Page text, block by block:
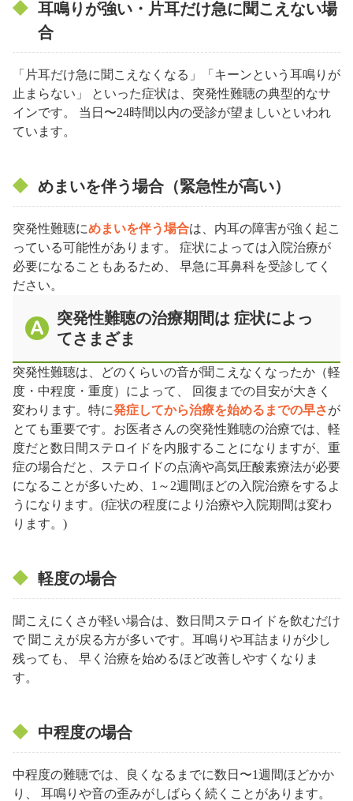
耳鳴りが強い・片耳だけ急に聞こえない場
合
「片耳だけ急に聞こえなくなる」「キーンという耳鳴りが
止まらない」 といった症状は、突発性難聴の典型的なサ
インです。 当日〜24時間以内の受診が望ましいといわれ
ています。
めまいを伴う場合（緊急性が高い）
突発性難聴にめまいを伴う場合は、内耳の障害が強く起こ
っている可能性があります。 症状によっては入院治療が
必要になることもあるため、 早急に耳鼻科を受診してく
ださい。
突発性難聴の治療期間は 症状によっ
てさまざま
突発性難聴は、どのくらいの音が聞こえなくなったか（軽
度・中程度・重度）によって、 回復までの目安が大きく
変わります。特に発症してから治療を始めるまでの早さが
とても重要です。お医者さんの突発性難聴の治療では、軽
度だと数日間ステロイドを内服することになりますが、重
症の場合だと、ステロイドの点滴や高気圧酸素療法が必要
になることが多いため、1～2週間ほどの入院治療をするよ
うになります。(症状の程度により治療や入院期間は変わ
ります。)
軽度の場合
聞こえにくさが軽い場合は、数日間ステロイドを飲むだけ
で 聞こえが戻る方が多いです。耳鳴りや耳詰まりが少し
残っても、 早く治療を始めるほど改善しやすくなりま
す。
中程度の場合
中程度の難聴では、良くなるまでに数日〜1週間ほどかか
り、 耳鳴りや音の歪みがしばらく続くことがあります。